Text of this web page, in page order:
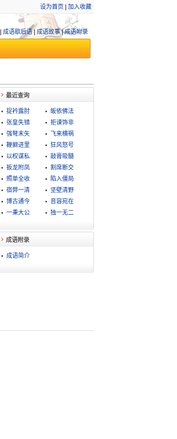
设为首页 加入收藏
成语歇后语| 成语故事|成语附录
最近查询
捉衿露肘
皈依佛法
张皇失错
拒谏饰非
强弩末矢
飞来横祸
鞭擗进里
狂风怒号
以权谋私
敲膏吸髓
扳龙附凤
割席断交
照单全收
陷入僵局
宿弊一清
坚壁清野
博古通今
音容宛在
一秉大公
独一无二
成语附录
成语简介